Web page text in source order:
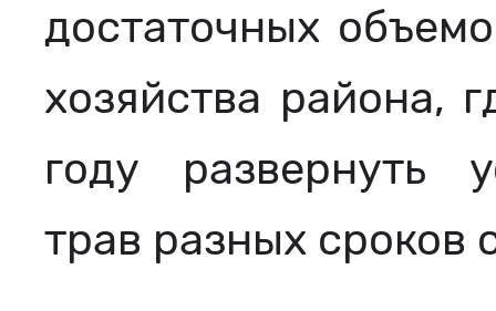
достаточных
хозяйства района,
году развернуть
трав разных сроков